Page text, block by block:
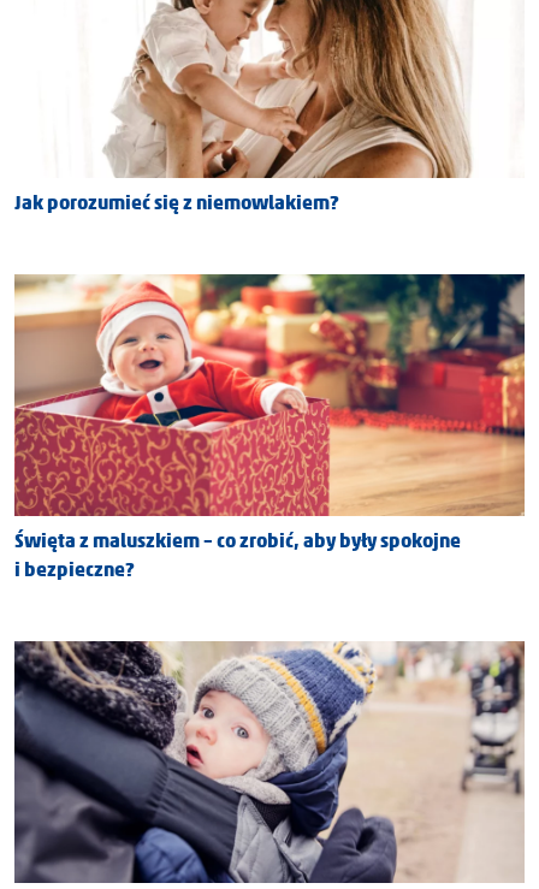
Jak porozumieć się z niemowlakiem?
Święta z maluszkiem – co zrobić, aby były spokojne
i bezpieczne?